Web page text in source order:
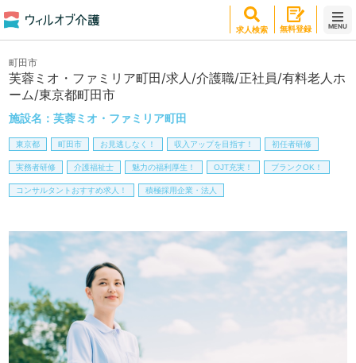
求人検索 無料登録 MENU
芙蓉ミオ・ファミリア町田/求人/介護職/正社員/有料老人ホ
ーム/東京都町田市
施設名：芙蓉ミオ・ファミリア町田
町田市
東京都 町田市 お見逃しなく！ 収入アップを目指す！ 初任者研修
実務者研修 介護福祉士 魅力の福利厚生！ OJT充実！ ブランクOK！
コンサルタントおすすめ求人！ 積極採用企業・法人